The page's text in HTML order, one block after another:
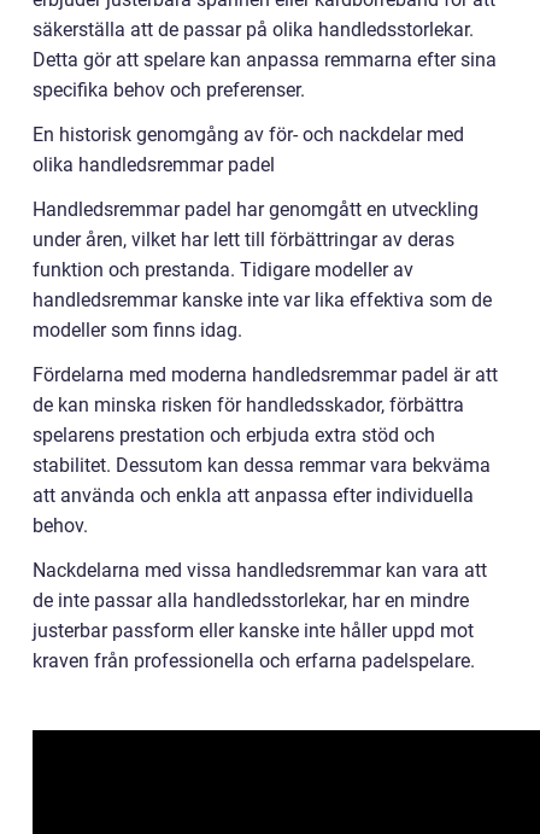
säkerställa att de passar på olika handledsstorlekar.
Detta gör att spelare kan anpassa remmarna efter sina
specifika behov och preferenser.
En historisk genomgång av för- och nackdelar med
olika handledsremmar padel
Handledsremmar padel har genomgått en utveckling
under åren, vilket har lett till förbättringar av deras
funktion och prestanda. Tidigare modeller av
handledsremmar kanske inte var lika effektiva som de
modeller som finns idag.
Fördelarna med moderna handledsremmar padel är att
de kan minska risken för handledsskador, förbättra
spelarens prestation och erbjuda extra stöd och
stabilitet. Dessutom kan dessa remmar vara bekväma
att använda och enkla att anpassa efter individuella
behov.
Nackdelarna med vissa handledsremmar kan vara att
de inte passar alla handledsstorlekar, har en mindre
justerbar passform eller kanske inte håller uppd mot
kraven från professionella och erfarna padelspelare.